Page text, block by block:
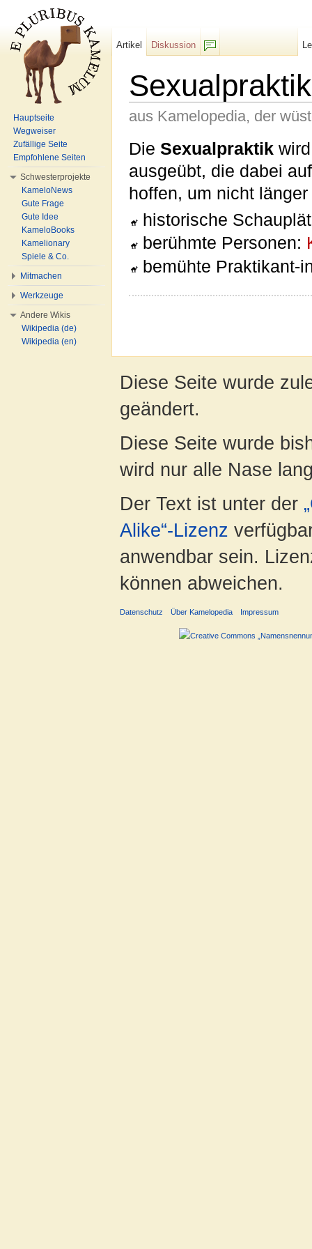
Sexualpraktik
aus Kamelopedia, der
Die Sexualpraktik
ausgeübt, die dabei
hoffen, um nicht
historische
berühmte Personen:
bemühte Praktikant-
Artikel
Diskussion
Hauptseite
Wegweiser
Zufällige Seite
Empfohlene Seiten
Schwesterprojekte
KameloNews
Gute Frage
Gute Idee
KameloBooks
Kamelionary
Spiele & Co.
Mitmachen
Werkzeuge
Andere Wikis
Wikipedia (de)
Wikipedia (en)
Diese Seite wurde
geändert.
Diese Seite wurde
wird nur alle Nase
Der Text ist unter der
Alike“-Lizenz
anwendbar sein.
können abweichen.
Datenschutz Über Kamelopedia Impressum